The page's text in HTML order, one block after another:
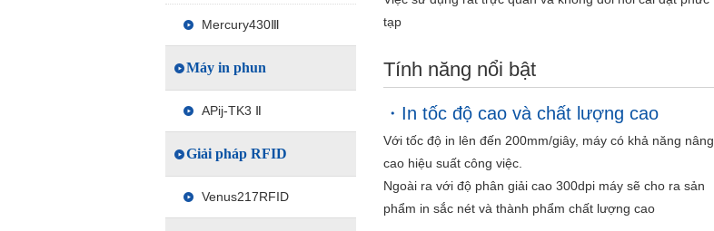
tạp
Tính năng nổi bật
In tốc độ cao và chất lượng cao
Với tốc độ in lên đến 200mm/giây, máy có khả năng nâng
cao hiệu suất công việc.
Ngoài ra với độ phân giải cao 300dpi máy sẽ cho ra sản
phẩm in sắc nét và thành phẩm chất lượng cao
Mercury430Ⅲ
Máy in phun
APij-TK3 Ⅱ
Giải pháp RFID
Venus217RFID